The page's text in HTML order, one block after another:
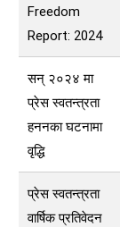
Freedom
Report: 2024
सन् २०२४ मा
प्रेस स्वतन्त्रता
हननका घटनामा
वृद्धि
प्रेस स्वतन्त्रता
वार्षिक प्रतिवेदन